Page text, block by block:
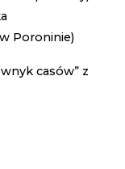
Poroninie)
casów” z